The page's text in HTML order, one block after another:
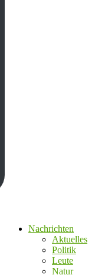
Nachrichten
Aktuelles
Politik
Leute
Natur